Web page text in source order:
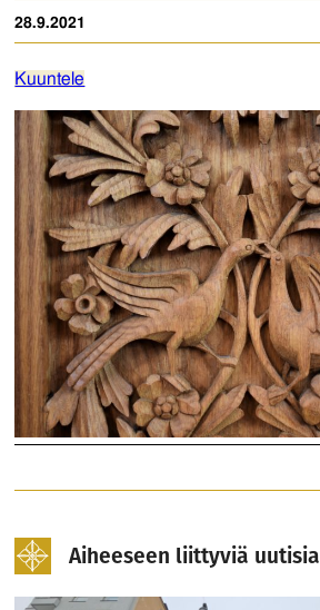
Tule mukaan
Hautausmaa
Yhteystiedot
28.9.2021
Kuuntele
Aiheeseen liittyviä uutisia